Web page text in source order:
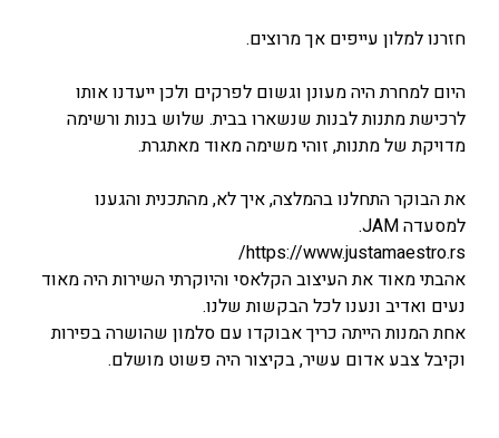
חזרנו למלון עייפים אך מרוצים.
היום למחרת היה מעונן וגשום לפרקים ולכן ייעדנו אותו
לרכישת מתנות לבנות שנשארו בבית. שלוש בנות ורשימה
מדויקת של מתנות, זוהי משימה מאוד מאתגרת.
את הבוקר התחלנו בהמלצה, איך לא, מהתכנית והגענו
למסעדה JAM.
https://www.justamaestro.rs/
אהבתי מאוד את העיצוב הקלאסי והיוקרתי השירות היה מאוד
נעים ואדיב ונענו לכל הבקשות שלנו.
אחת המנות הייתה כריך אבוקדו עם סלמון שהושרה בפירות
וקיבל צבע אדום עשיר, בקיצור היה פשוט מושלם.